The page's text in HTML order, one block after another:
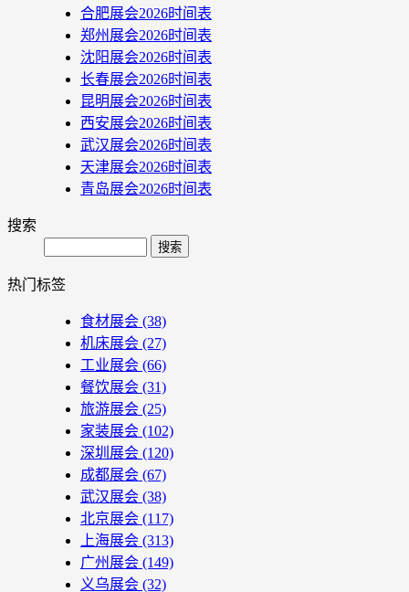
合肥展会2026时间表
郑州展会2026时间表
沈阳展会2026时间表
长春展会2026时间表
昆明展会2026时间表
西安展会2026时间表
武汉展会2026时间表
天津展会2026时间表
青岛展会2026时间表
搜索
Search
热门标签
食材展会 (38)
机床展会 (27)
工业展会 (66)
餐饮展会 (31)
旅游展会 (25)
家装展会 (102)
深圳展会 (120)
成都展会 (67)
武汉展会 (38)
北京展会 (117)
上海展会 (313)
广州展会 (149)
义乌展会 (32)